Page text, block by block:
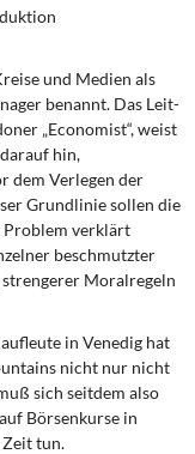
und Medien als
benannt. Das Leit-
„Economist“, weist
hin,
dem Verlegen der
Grundlinie sollen die
Problem verklärt
beschmutzter
Moralregeln
in Venedig hat
nicht nur nicht
sich seitdem also
Börsenkurse in
Zeit tun.